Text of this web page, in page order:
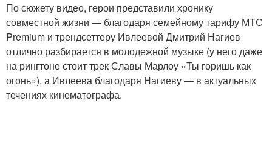
По сюжету видео, герои представили хронику
совместной жизни — благодаря семейному тарифу МТС
Premium и трендсеттеру Ивлеевой Дмитрий Нагиев
отлично разбирается в молодежной музыке (у него даже
на рингтоне стоит трек Славы Марлоу «Ты горишь как
огонь»), а Ивлеева благодаря Нагиеву — в актуальных
течениях кинематографа.